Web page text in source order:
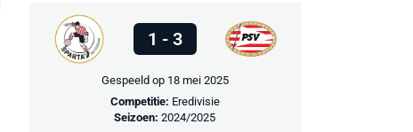
1 - 3
Gespeeld op 18 mei 2025
Competitie: Eredivisie
Seizoen:2024/2025